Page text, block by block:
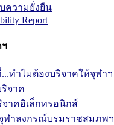
ความยั่งยืน
Report
...ทำไมต้องบริจาคให้จุฬาฯ
จาค
จาคอิเล็กทรอนิกส์
ฬาลงกรณ์บรมราชสมภพฯ